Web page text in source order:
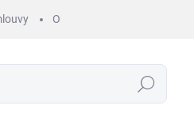
Obchodní podmínky
Hledat